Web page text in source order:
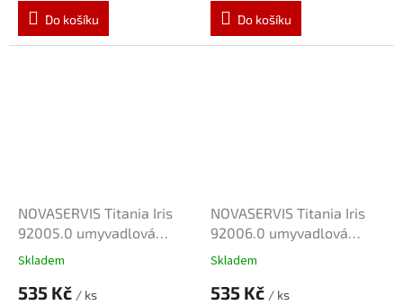
Do košíku
Do košíku
NOVASERVIS Titania Iris
92005.0 umyvadlová
baterie na studenou vodu
Skladem
535 Kč / ks
NOVASERVIS Titania Iris
92006.0 umyvadlová
baterie na studenou vodu
Skladem
535 Kč / ks